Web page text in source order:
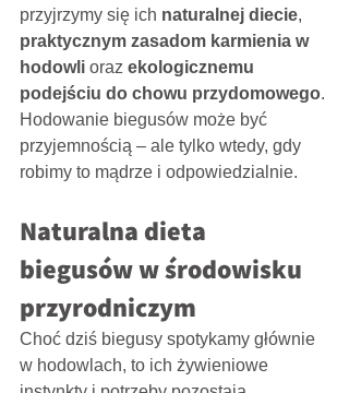
przyjrzymy się ich naturalnej diecie,
praktycznym zasadom karmienia w
hodowli oraz ekologicznemu
podejściu do chowu przydomowego.
Hodowanie biegusów może być
przyjemnością – ale tylko wtedy, gdy
robimy to mądrze i odpowiedzialnie.
Naturalna dieta
biegusów w środowisku
przyrodniczym
Choć dziś biegusy spotykamy głównie
w hodowlach, to ich żywieniowe